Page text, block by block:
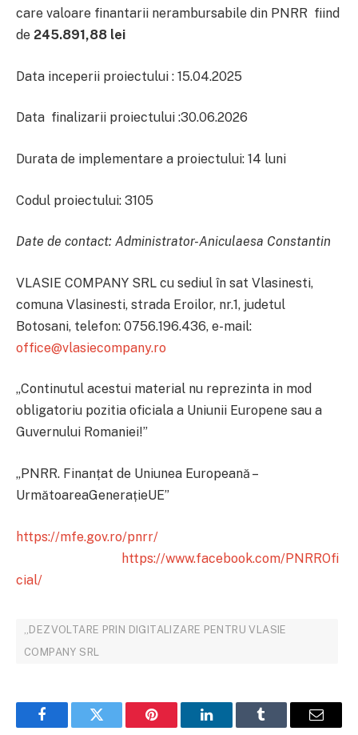
care valoare finantarii nerambursabile din PNRR fiind
de 245.891,88 lei
Data inceperii proiectului : 15.04.2025
Data finalizarii proiectului :30.06.2026
Durata de implementare a proiectului: 14 luni
Codul proiectului: 3105
Date de contact: Administrator-Aniculaesa Constantin
VLASIE COMPANY SRL cu sediul în sat Vlasinesti,
comuna Vlasinesti, strada Eroilor, nr.1, judetul
Botosani, telefon: 0756.196.436, e-mail:
office@vlasiecompany.ro
„Continutul acestui material nu reprezinta in mod
obligatoriu pozitia oficiala a Uniunii Europene sau a
Guvernului Romaniei!”
„PNRR. Finanțat de Uniunea Europeană –
UrmătoareaGenerațieUE”
https://mfe.gov.ro/pnrr/
https://www.facebook.com/PNRROfi
cial/
„DEZVOLTARE PRIN DIGITALIZARE PENTRU VLASIE
COMPANY SRL
FacebookTwitter Pinterest LinkedInTumblr Email